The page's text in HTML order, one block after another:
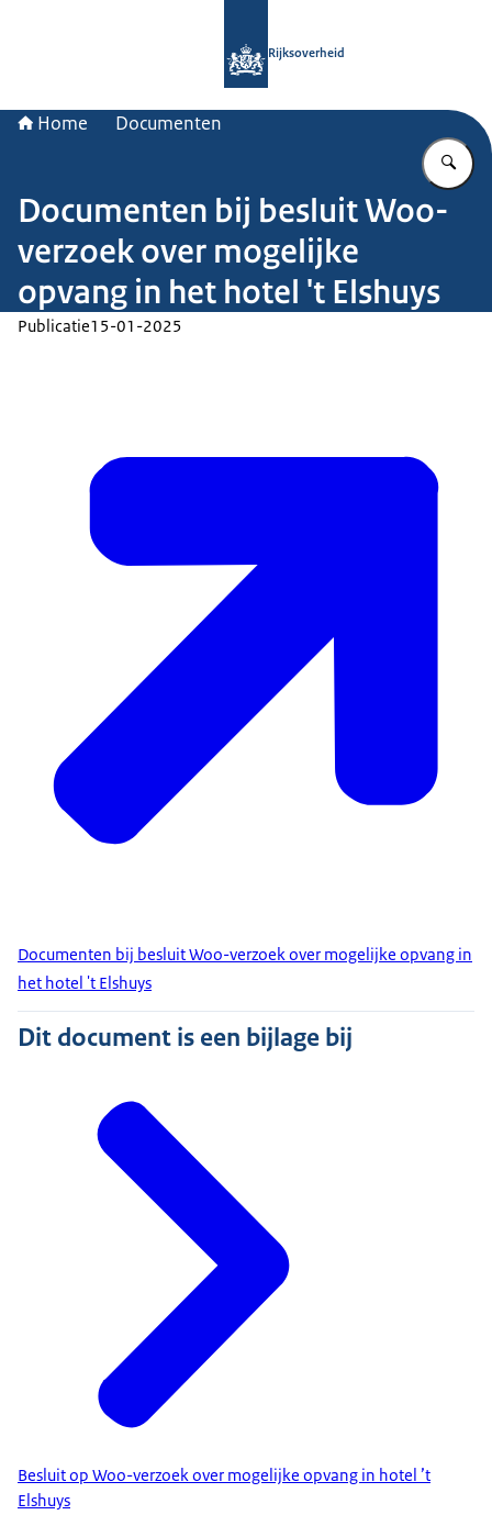
Rijksoverheid
Home Documenten
Documenten bij besluit Woo-
verzoek over mogelijke
opvang in het hotel 't Elshuys
Publicatie15-01-2025
Documenten bij besluit Woo-verzoek over mogelijke opvang in
het hotel 't Elshuys
Dit document is een bijlage bij
Besluit op Woo-verzoek over mogelijke opvang in hotel ’t
Elshuys